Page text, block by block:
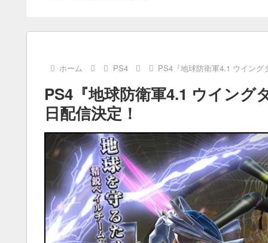
ホーム PS4 PS4『地球防衛軍4.1 ウイン
PS4『地球防衛軍4.1 ウイング
日配信決定！